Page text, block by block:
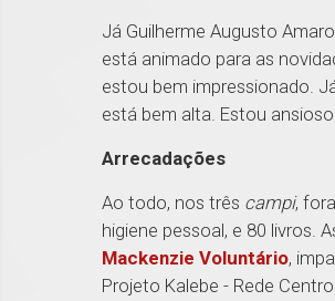
Já Guilherme Augusto
está ​animado para as
estou bem impressionado.
está bem alta. Estou
Arrecadações
Ao todo, nos três campi,
higiene pessoal, e 80 livros.
Mackenzie Voluntário,
Projeto Kalebe - Rede